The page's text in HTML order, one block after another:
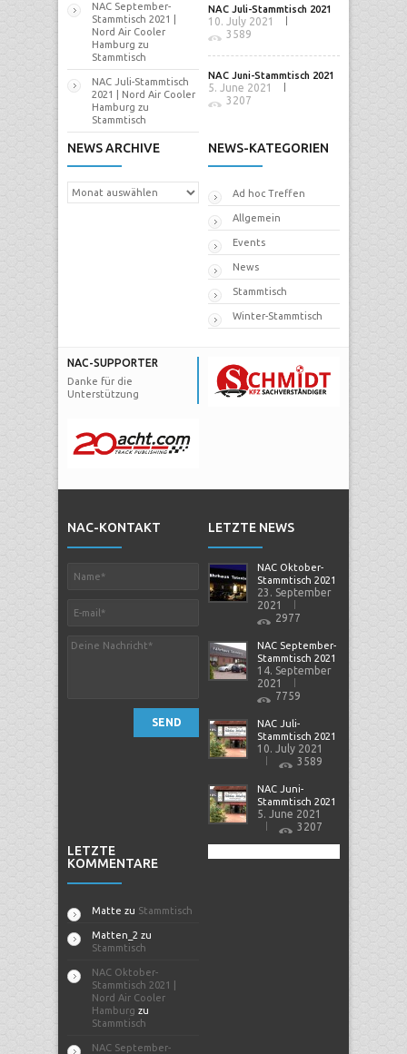
NAC September-
Stammtisch 2021 |
Nord Air Cooler
Hamburg zu
Stammtisch
NAC Juli-Stammtisch
2021 | Nord Air Cooler
Hamburg zu
Stammtisch
NAC Juli-Stammtisch 2021
10. July 2021
3589
NAC Juni-Stammtisch 2021
5. June 2021
3207
NEWS ARCHIVE
News
Archive
NEWS-KATEGORIEN
Ad hoc Treffen
Allgemein
Events
News
Stammtisch
Winter-Stammtisch
NAC-SUPPORTER
Danke für die
Unterstützung
NAC-KONTAKT
SEND
LETZTE NEWS
NAC Oktober-
Stammtisch 2021
23. September
2021
2977
NAC September-
Stammtisch 2021
14. September
2021
7759
NAC Juli-
Stammtisch 2021
10. July 2021
3589
NAC Juni-
Stammtisch 2021
5. June 2021
3207
LETZTE
KOMMENTARE
Matte zu Stammtisch
Matten_2 zu
Stammtisch
NAC Oktober-
Stammtisch 2021 |
Nord Air Cooler
Hamburg zu
Stammtisch
NAC September-